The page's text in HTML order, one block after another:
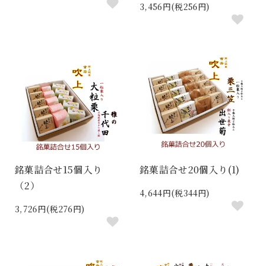
3,456円(税256円)
銘菓詰合せ15個入り
（2）
3,726円(税276円)
銘菓詰合せ20個入り(1)
4,644円(税344円)